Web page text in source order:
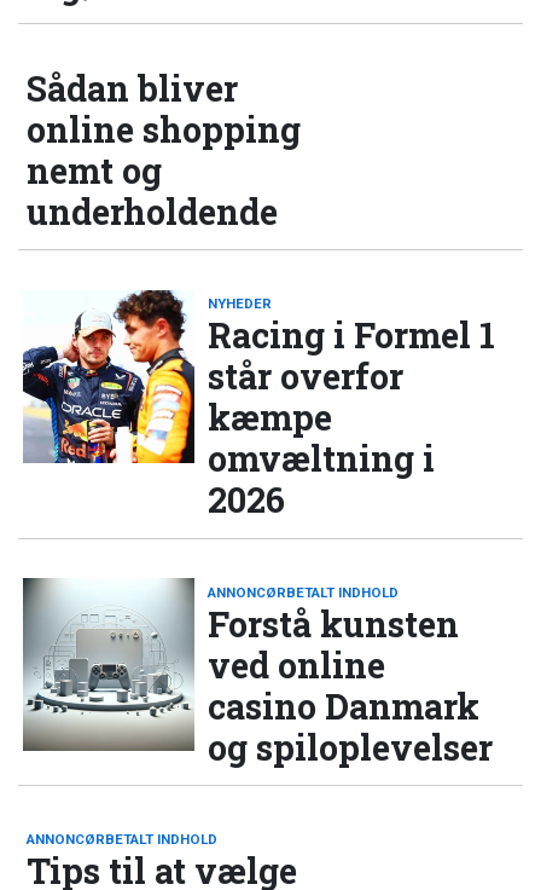
Sådan bliver
online shopping
nemt og
underholdende
NYHEDER
Racing i Formel 1
står overfor
kæmpe
omvæltning i
2026
ANNONCØRBETALT INDHOLD
Forstå kunsten
ved online
casino Danmark
og spiloplevelser
ANNONCØRBETALT INDHOLD
Tips til at vælge